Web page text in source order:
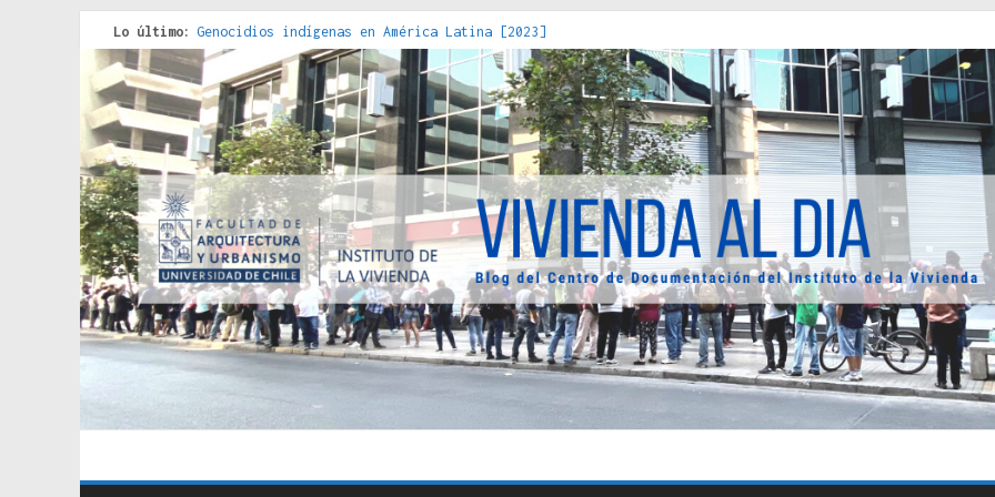
Lo último: Genocidios indígenas en América Latina [2023]
Estudios sobre la espacialización de los Estados : políticas, prácticas y representaciones [2022]
Donde el pedernal choca con el acero : hacia una teoría crítica de las fronteras latinoamericanas
Criterios técnicos para una vivienda adecuada [2019]
Red de consultorios de la Caja del Seguro Obrero en Santiago : un patrimonio emblemático [2014]